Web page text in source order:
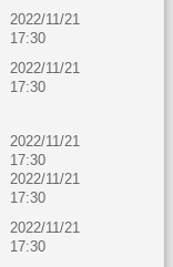
2022/11/21
17:30
2022/11/21
17:30
2022/11/21
17:30
2022/11/21
17:30
2022/11/21
17:30